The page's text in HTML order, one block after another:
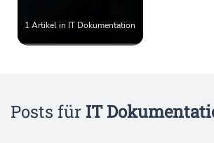
1 Artikel in IT Dokumentation
Posts für IT